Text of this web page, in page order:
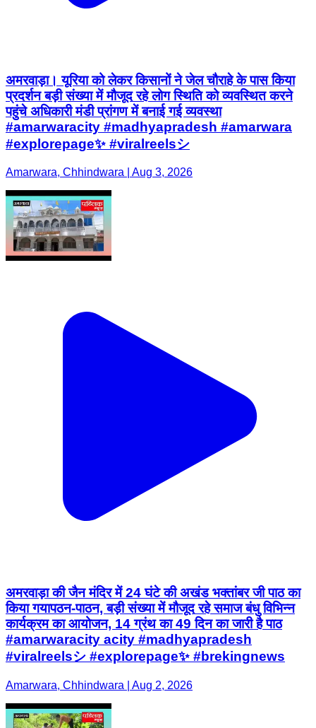
अमरवाड़ा। यूरिया को लेकर किसानों ने जेल चौराहे के पास किया
प्रदर्शन बड़ी संख्या में मौजूद रहे लोग स्थिति को व्यवस्थित करने
पहुंचे अधिकारी मंडी प्रांगण में बनाई गई व्यवस्था
#amarwaracity #madhyapradesh #amarwara
#explorepage✨ #viralreelsシ
Amarwara, Chhindwara | Aug 3, 2026
अमरवाड़ा की जैन मंदिर में 24 घंटे की अखंड भक्तांबर जी पाठ का
किया गयापठन-पाठन, बड़ी संख्या में मौजूद रहे समाज बंधु विभिन्न
कार्यक्रम का आयोजन, 14 ग्रंथ का 49 दिन का जारी है पाठ
#amarwaracity acity #madhyapradesh
#viralreelsシ #explorepage✨ #brekingnews
Amarwara, Chhindwara | Aug 2, 2026